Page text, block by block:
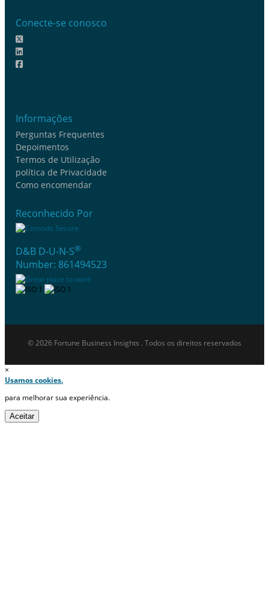
Conecte-se conosco
Informações
Perguntas Frequentes
Depoimentos
Termos de Utilização
política de Privacidade
Como encomendar
Reconhecido Por
D&B D-U-N-S®
Number: 861494523
© 2026 Fortune Business Insights . Todos os direitos reservados
×
Usamos cookies.
para melhorar sua experiência.
Aceitar